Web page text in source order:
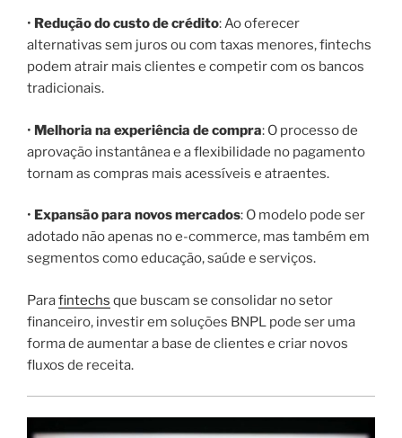
• Redução do custo de crédito: Ao oferecer
alternativas sem juros ou com taxas menores, fintechs
podem atrair mais clientes e competir com os bancos
tradicionais.
• Melhoria na experiência de compra: O processo de
aprovação instantânea e a flexibilidade no pagamento
tornam as compras mais acessíveis e atraentes.
• Expansão para novos mercados: O modelo pode ser
adotado não apenas no e-commerce, mas também em
segmentos como educação, saúde e serviços.
Parafintechs que buscam se consolidar no setor
financeiro, investir em soluções BNPL pode ser uma
forma de aumentar a base de clientes e criar novos
fluxos de receita.